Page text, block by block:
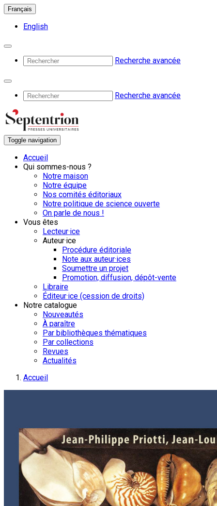
Français
English
Recherche avancée
Recherche avancée
Toggle navigation
Accueil
Qui sommes-nous ?
Notre maison
Notre équipe
Nos comités éditoriaux
Notre politique de science ouverte
On parle de nous !
Vous êtes
Lecteur·ice
Auteur·ice
Procédure éditoriale
Note aux auteur·ices
Soumettre un projet
Promotion, diffusion, dépôt-vente
Libraire
Éditeur·ice (cession de droits)
Notre catalogue
Nouveautés
À paraître
Par bibliothèques thématiques
Par collections
Revues
Actualités
Accueil